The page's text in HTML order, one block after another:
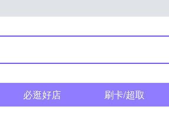
必逛好店 刷卡/超取